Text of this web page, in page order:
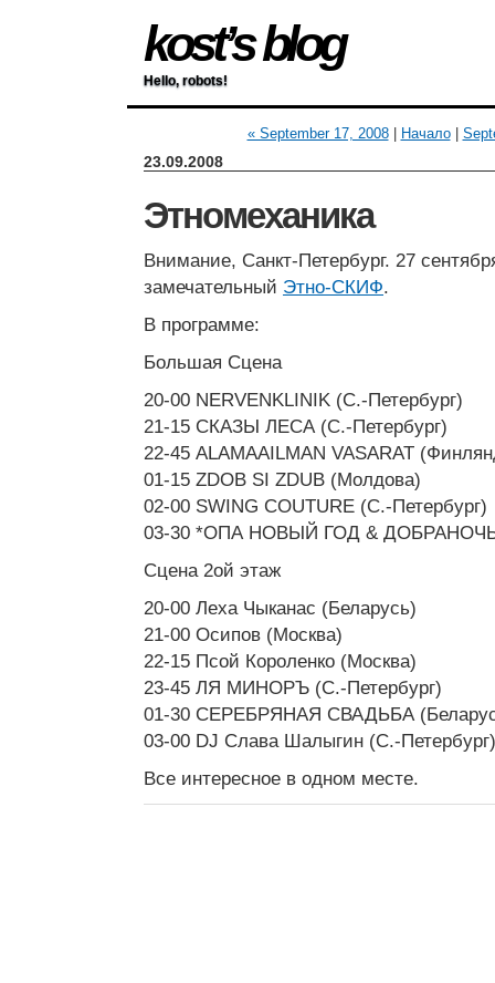
kost’s blog
Hello, robots!
« September 17, 2008| Начало|
23.09.2008
Этномеханика
Внимание, Санкт-Петербург. 27
замечательный Этно-СКИФ.
В программе:
Большая Сцена
20-00 NERVENKLINIK (С.-Петербург)
21-15 СКАЗЫ ЛЕСА (С.-Петербург)
22-45 ALAMAAILMAN VASARAT
01-15 ZDOB SI ZDUB (Молдова)
02-00 SWING COUTURE (С.-Петербург)
03-30 *ОПА НОВЫЙ ГОД & ДОБРАНОЧЬ
Сцена 2ой этаж
20-00 Леха Чыканас (Беларусь)
21-00 Осипов (Москва)
22-15 Псой Короленко (Москва)
23-45 ЛЯ МИНОРЪ (С.-Петербург)
01-30 СЕРЕБРЯНАЯ СВАДЬБА
03-00 DJ Слава Шалыгин (С.-Петербург)
Все интересное в одном месте.